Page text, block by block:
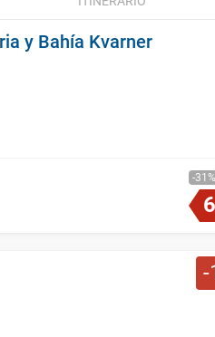
y Bahía Kvarner
31